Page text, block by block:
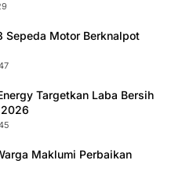
Sepeda Motor Berknalpot
Targetkan Laba Bersih
Maklumi Perbaikan